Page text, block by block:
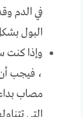
في الدم
البول
وإذا كنت
، فيجب
مصاب